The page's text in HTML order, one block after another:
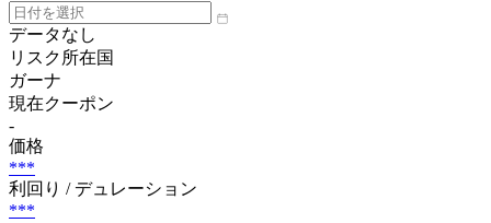
データなし
リスク所在国
ガーナ
現在クーポン
-
価格
***
利回り / デュレーション
***